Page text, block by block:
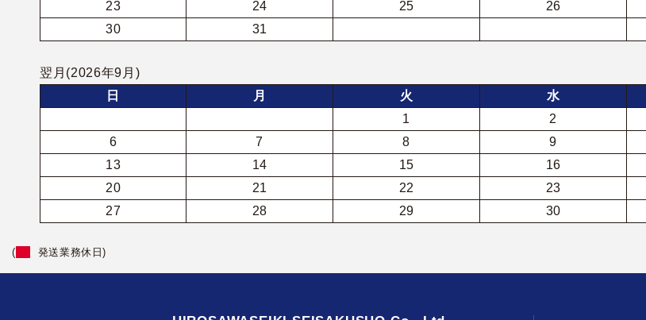
23
24 25 26
30
31
翌月(2026年9月)
日
月 火 水
1
2
6
7 8 9
13
14 15 16
20
21 22 23
27
28 29 30
( 発送業務休日)